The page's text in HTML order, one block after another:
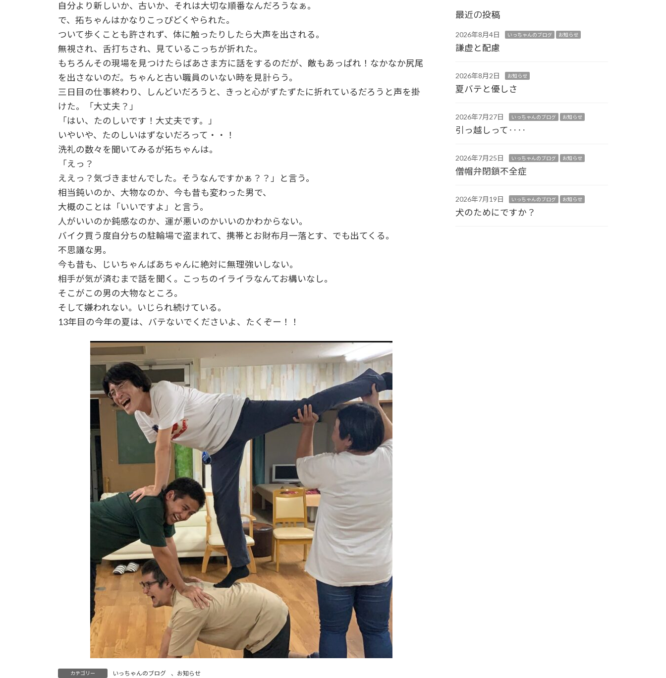
自分より新しいか、古いか、それは大切な順番なんだろうなぁ。
で、拓ちゃんはかなりこっぴどくやられた。
ついて歩くことも許されず、体に触ったりしたら大声を出される。
無視され、舌打ちされ、見ているこっちが折れた。
もちろんその現場を見つけたらばあさま方に話をするのだが、敵もあっぱれ！なかなか尻尾
を出さないのだ。ちゃんと古い職員のいない時を見計らう。
三日目の仕事終わり、しんどいだろうと、きっと心がずたずたに折れているだろうと声を掛
けた。「大丈夫？」
「はい、たのしいです！大丈夫です。」
いやいや、たのしいはずないだろって・・！
洗礼の数々を聞いてみるが拓ちゃんは。
「えっ？
ええっ？気づきませんでした。そうなんですかぁ？？」と言う。
相当鈍いのか、大物なのか、今も昔も変わった男で、
大概のことは「いいですよ」と言う。
人がいいのか鈍感なのか、運が悪いのかいいのかわからない。
バイク買う度自分ちの駐輪場で盗まれて、携帯とお財布月一落とす、でも出てくる。
不思議な男。
今も昔も、じいちゃんばあちゃんに絶対に無理強いしない。
相手が気が済むまで話を聞く。こっちのイライラなんてお構いなし。
そこがこの男の大物なところ。
そして嫌われない。いじられ続けている。
13年目の今年の夏は、バテないでくださいよ、たくぞー！！
カテゴリー いっちゃんのブログ 、 お知らせ
最近の投稿
2026年8月4日 いっちゃんのブログ お知らせ
謙虚と配慮
2026年8月2日 お知らせ
夏バテと優しさ
2026年7月27日 いっちゃんのブログ お知らせ
引っ越しって‥‥
2026年7月25日 いっちゃんのブログ お知らせ
僧帽弁閉鎖不全症
2026年7月19日 いっちゃんのブログ お知らせ
犬のためにですか？